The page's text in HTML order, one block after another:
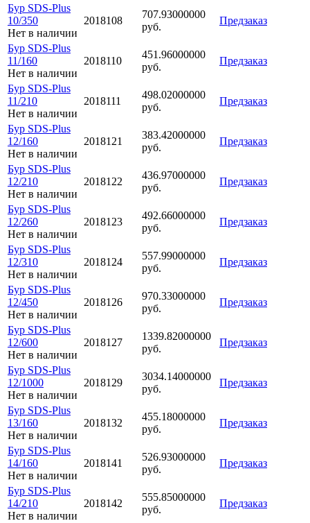
Бур SDS-Plus
10/350
Нет в наличии
2018108
707.93000000
руб.
Предзаказ
Бур SDS-Plus
11/160
Нет в наличии
2018110
451.96000000
руб.
Предзаказ
Бур SDS-Plus
11/210
Нет в наличии
2018111
498.02000000
руб.
Предзаказ
Бур SDS-Plus
12/160
Нет в наличии
2018121
383.42000000
руб.
Предзаказ
Бур SDS-Plus
12/210
Нет в наличии
2018122
436.97000000
руб.
Предзаказ
Бур SDS-Plus
12/260
Нет в наличии
2018123
492.66000000
руб.
Предзаказ
Бур SDS-Plus
12/310
Нет в наличии
2018124
557.99000000
руб.
Предзаказ
Бур SDS-Plus
12/450
Нет в наличии
2018126
970.33000000
руб.
Предзаказ
Бур SDS-Plus
12/600
Нет в наличии
2018127
1339.82000000
руб.
Предзаказ
Бур SDS-Plus
12/1000
Нет в наличии
2018129
3034.14000000
руб.
Предзаказ
Бур SDS-Plus
13/160
Нет в наличии
2018132
455.18000000
руб.
Предзаказ
Бур SDS-Plus
14/160
Нет в наличии
2018141
526.93000000
руб.
Предзаказ
Бур SDS-Plus
14/210
Нет в наличии
2018142
555.85000000
руб.
Предзаказ